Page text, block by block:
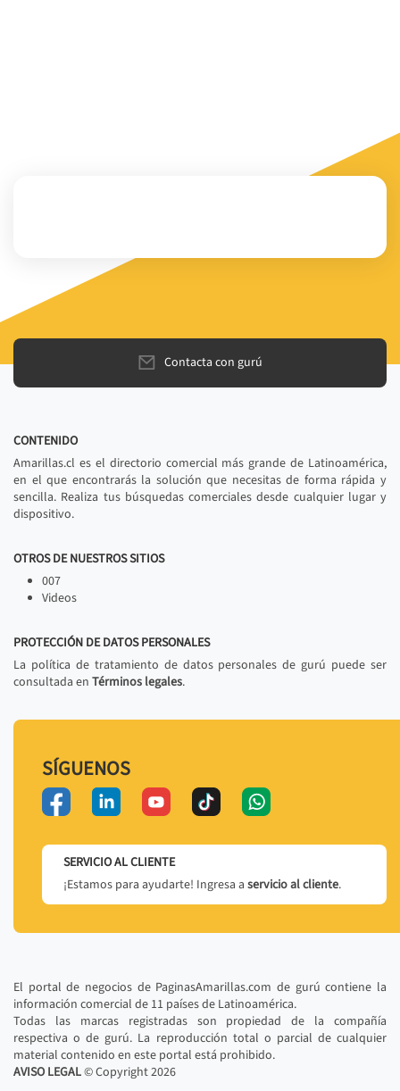
Contacta con gurú
CONTENIDO
Amarillas.cl es el directorio comercial más grande de Latinoamérica,
en el que encontrarás la solución que necesitas de forma rápida y
sencilla. Realiza tus búsquedas comerciales desde cualquier lugar y
dispositivo.
OTROS DE NUESTROS SITIOS
007
Videos
PROTECCIÓN DE DATOS PERSONALES
La política de tratamiento de datos personales de gurú puede ser
consultada en Términos legales.
SÍGUENOS
SERVICIO AL CLIENTE
¡Estamos para ayudarte! Ingresa a servicio al cliente.
El portal de negocios de PaginasAmarillas.com de gurú contiene la
información comercial de 11 países de Latinoamérica.
Todas las marcas registradas son propiedad de la compañía
respectiva o de gurú. La reproducción total o parcial de cualquier
material contenido en este portal está prohibido.
AVISO LEGAL© Copyright2026